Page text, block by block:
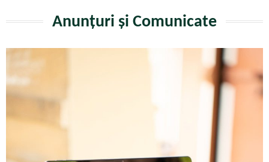
Anunțuri și Comunicate